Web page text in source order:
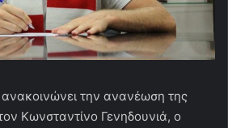
την ανανέωση της
Κωνσταντίνο Γενηδουνιά, ο